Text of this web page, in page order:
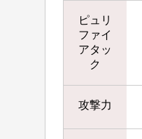
ピュリ
ファイ
アタッ
ク
攻撃力